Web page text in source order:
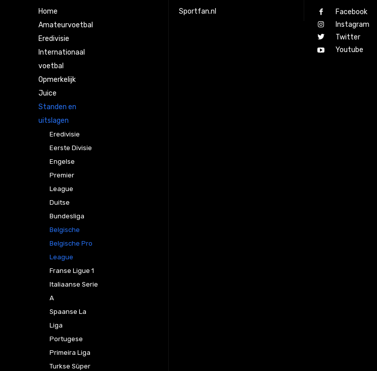
Home
Amateurvoetbal
Eredivisie
Internationaal
voetbal
Opmerkelijk
Juice
Standen en
uitslagen
Eredivisie
Eerste Divisie
Engelse
Premier
League
Duitse
Bundesliga
Belgische
Belgische Pro
League
Franse Ligue 1
Italiaanse Serie
A
Spaanse La
Liga
Portugese
Primeira Liga
Turkse Süper
Sportfan.nl
Facebook
Instagram
Twitter
Youtube